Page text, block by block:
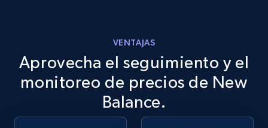
eBay
URL, Product id, Title, Seller name, Seller rating,
Seller reviews, Breadcrumbs, Root category, and
VENTAJAS
Aprovecha el seguimiento y el
monitoreo de precios de New
Balance.